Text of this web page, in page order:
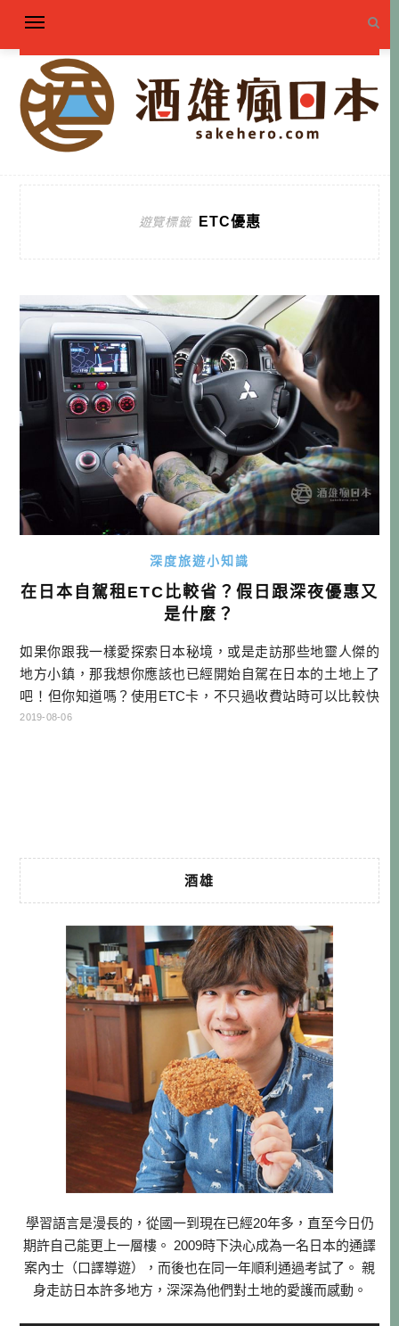
遊覽標籤 ETC優惠
深度旅遊小知識
在日本自駕租ETC比較省？假日跟深夜優惠又
是什麼？
如果你跟我一樣愛探索日本秘境，或是走訪那些地靈人傑的
地方小鎮，那我想你應該也已經開始自駕在日本的土地上了
吧！但你知道嗎？使用ETC卡，不只過收費站時可以比較快
速，還可以省錢？本文將帶你了解日本ETC卡的優惠。 本文
2019-08-06
酒雄
學習語言是漫長的，從國一到現在已經20年多，直至今日仍
期許自己能更上一層樓。 2009時下決心成為一名日本的通譯
案內士（口譯導遊），而後也在同一年順利通過考試了。 親
身走訪日本許多地方，深深為他們對土地的愛護而感動。